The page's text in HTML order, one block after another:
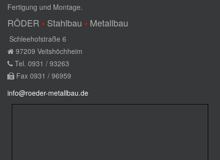
Fertigung und Montage.
RÖDER • Stahlbau • Metallbau
Schleehofstraße 6
97209 Veitshöchheim
Tel. 0931 / 93263
Fax 0931 / 96959
info@roeder-metallbau.de